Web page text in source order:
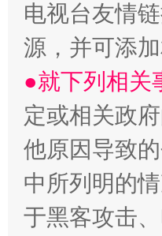
站台名比不上好
电视台友情
源，并可添加
●就下列相关
定或相关政
他原因导致
中所列明的
于黑客攻击